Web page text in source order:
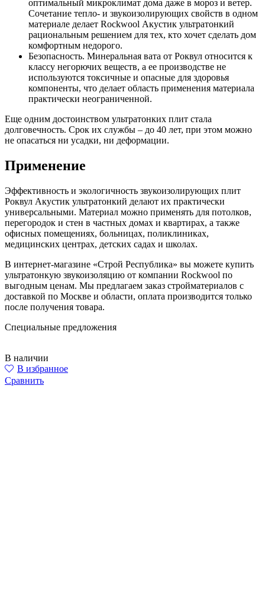
оптимальный микроклимат дома даже в мороз и ветер.
Сочетание тепло- и звукоизолирующих свойств в одном
материале делает Rockwool Акустик ультратонкий
рациональным решением для тех, кто хочет сделать дом
комфортным недорого.
Безопасность. Минеральная вата от Роквул относится к
классу негорючих веществ, а ее производстве не
используются токсичные и опасные для здоровья
компоненты, что делает область применения материала
практически неограниченной.
Еще одним достоинством ультратонких плит стала
долговечность. Срок их службы – до 40 лет, при этом можно
не опасаться ни усадки, ни деформации.
Применение
Эффективность и экологичность звукоизолирующих плит
Роквул Акустик ультратонкий делают их практически
универсальными. Материал можно применять для потолков,
перегородок и стен в частных домах и квартирах, а также
офисных помещениях, больницах, поликлиниках,
медицинских центрах, детских садах и школах.
В интернет-магазине «Строй Республика» вы можете купить
ультратонкую звукоизоляцию от компании Rockwool по
выгодным ценам. Мы предлагаем заказ стройматериалов с
доставкой по Москве и области, оплата производится только
после получения товара.
Специальные предложения
В наличии
В избранное
Сравнить